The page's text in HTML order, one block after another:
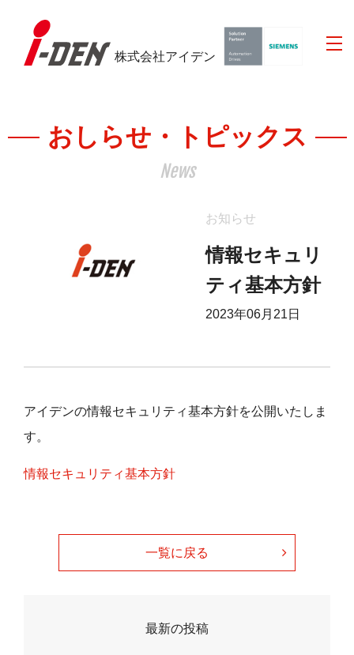
株式会社アイデン
おしらせ・トピックス
News
お知らせ
情報セキュリ
ティ基本方針
2023年06月21日
アイデンの情報セキュリティ基本方針を公開いたしま
す。
情報セキュリティ基本方針
一覧に戻る
最新の投稿